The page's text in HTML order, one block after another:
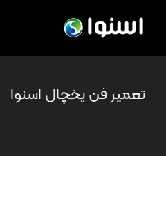
تعمیر فن یخچال اسنوا